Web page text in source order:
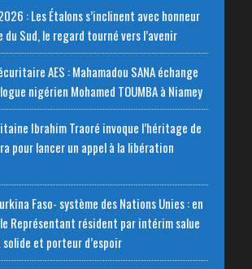
: Les Étalons s’inclinent avec honneur
du Sud, le regard tourné vers l’avenir
AES : Mahamadou SANA échange
nigérien Mohamed TOUMBA à Niamey
Ibrahim Traoré invoque l’héritage de
pour lancer un appel à la libération
Faso- système des Nations Unies : en
Représentant résident par intérim salue
et porteur d’espoir